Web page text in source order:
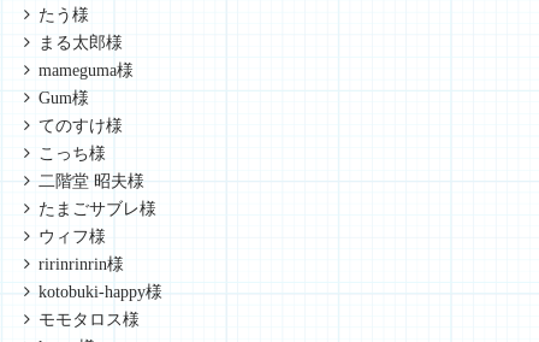
たう様
まる太郎様
mameguma様
Gum様
てのすけ様
こっち様
二階堂 昭夫様
たまごサブレ様
ウィフ様
ririnrinrin様
kotobuki-happy様
モモタロス様